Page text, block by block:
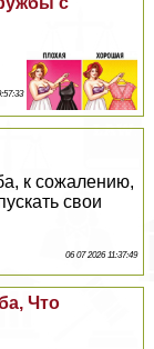
к сожалению,
свои
06 07 2026 11:37:49
Что